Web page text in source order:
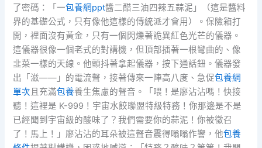
了密碼：「一包養網ppt醬二醋三油四辣五蒜泥」（這是醬料
界的基礎公式，只有像他這樣的傳統派才會用）。保險箱打
開，裡面沒有黃金，只有一個閃爍著詭異紅色光芒的儀器。
這儀器很像一個老式的對講機，但頂部插著一根彎曲的、像
韭菜一樣的天線。他顫抖著拿起儀器，按下通話鈕。儀器發
出「滋——」的電流聲，接著傳來一陣高八度、急促包養網
單次 且充滿包養養生焦慮的聲音。「喂！是廖沾沾嗎！快接
聽！這裡是 K-999！宇宙水餃聯盟特級特務！你那邊是不是
已經聞到宇宙級的酸味了？我們需要你的蒜泥！你被徵召
了！馬上！」廖沾沾的耳朵被這聲音震得嗡嗡作響，他包養